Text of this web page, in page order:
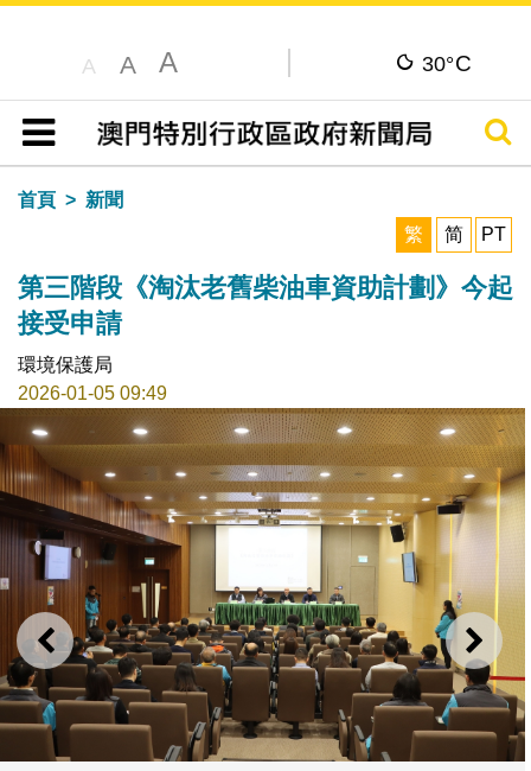
A A A 30°C
目錄
搜尋
首頁
新聞
繁
简 PT
第三階段《淘汰老舊柴油車資助計劃》今起
接受申請
環境保護局
2026-01-05 09:49
上一則 下一